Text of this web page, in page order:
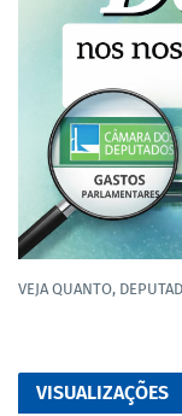
VEJA QUANTO,
VISUALIZAÇÕES